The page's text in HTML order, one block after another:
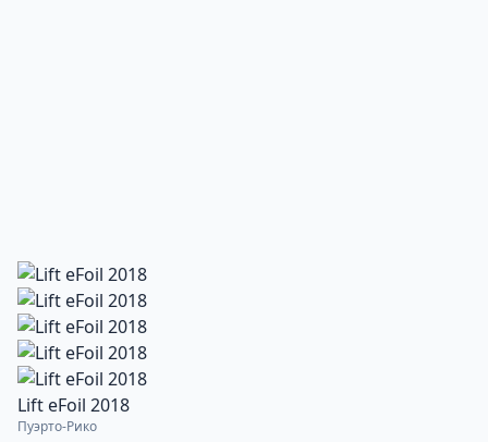
Lift eFoil 2018
Пуэрто-Рико